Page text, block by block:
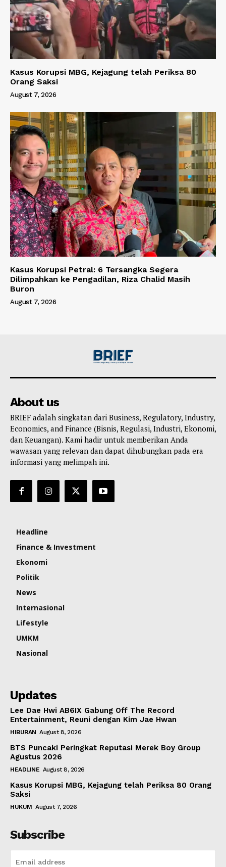
Kasus Korupsi MBG, Kejagung telah Periksa 80
Orang Saksi
August 7, 2026
Kasus Korupsi Petral: 6 Tersangka Segera
Dilimpahkan ke Pengadilan, Riza Chalid Masih
Buron
August 7, 2026
About us
BRIEF adalah singkatan dari Business, Regulatory, Industry,
Economics, and Finance (Bisnis, Regulasi, Industri, Ekonomi,
dan Keuangan). Kami hadir untuk memberikan Anda
wawasan yang relevan dan dapat dihubungkan pada era
informasi yang melimpah ini.
Headline
Finance & Investment
Ekonomi
Politik
News
Internasional
Lifestyle
UMKM
Nasional
Updates
Lee Dae Hwi AB6IX Gabung Off The Record
Entertainment, Reuni dengan Kim Jae Hwan
HIBURAN August 8, 2026
BTS Puncaki Peringkat Reputasi Merek Boy Group
Agustus 2026
HEADLINE August 8, 2026
Kasus Korupsi MBG, Kejagung telah Periksa 80 Orang
Saksi
HUKUM August 7, 2026
Subscribe